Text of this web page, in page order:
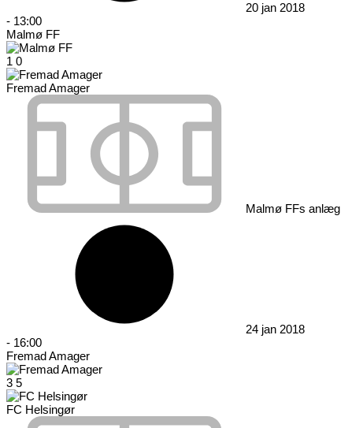
20 jan 2018
- 13:00
Malmø FF
1 0
Fremad Amager
Malmø FFs anlæg
24 jan 2018
- 16:00
Fremad Amager
3 5
FC Helsingør